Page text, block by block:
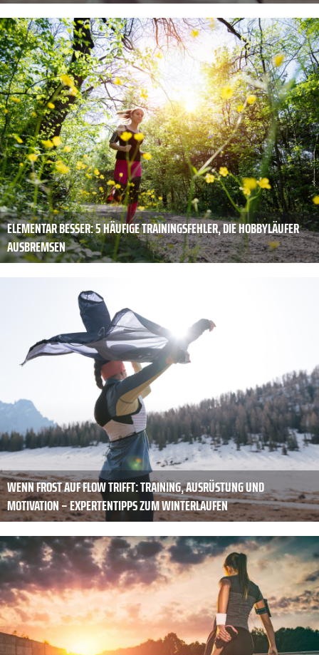
ELEMENTAR BESSER: 5 HÄUFIGE TRAININGSFEHLER, DIE HOBBYLÄUFER
AUSBREMSEN
WENN FROST AUF FLOW TRIFFT: TRAINING, AUSRÜSTUNG UND
MOTIVATION – EXPERTENTIPPS ZUM WINTERLAUFEN